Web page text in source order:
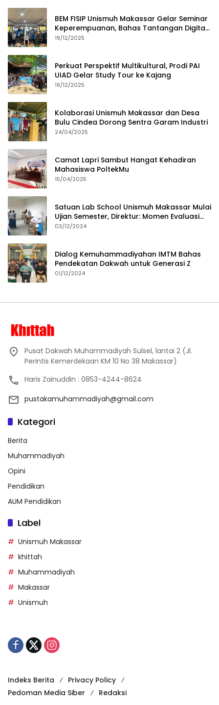
BEM FISIP Unismuh Makassar Gelar Seminar
Keperempuanan, Bahas Tantangan Digital
dan Budaya Lokal
19/12/2025
Perkuat Perspektif Multikultural, Prodi PAI
UIAD Gelar Study Tour ke Kajang
19/12/2025
Kolaborasi Unismuh Makassar dan Desa
Bulu Cindea Dorong Sentra Garam Industri
24/04/2025
Camat Lapri Sambut Hangat Kehadiran
Mahasiswa PoltekMu
15/04/2025
Satuan Lab School Unismuh Makassar Mulai
Ujian Semester, Direktur: Momen Evaluasi
Proses Pembelajaran
03/12/2024
Dialog Kemuhammadiyahan IMTM Bahas
Pendekatan Dakwah untuk Generasi Z
01/12/2024
Pusat Dakwah Muhammadiyah Sulsel, lantai 2 (Jl.
Perintis Kemerdekaan KM 10 No 38 Makassar)
Haris Zainuddin : 0853-4244-8624
pustakamuhammadiyah@gmail.com
Kategori
Berita
Muhammadiyah
Opini
Pendidikan
AUM Pendidikan
Label
Unismuh Makassar
khittah
Muhammadiyah
Makassar
Unismuh
Indeks Berita
Privacy Policy
Pedoman Media Siber
Redaksi